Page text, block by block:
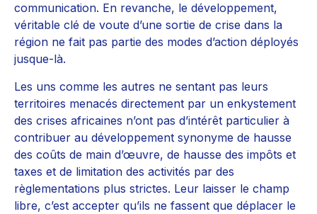
communication. En revanche, le développement,
véritable clé de voute d’une sortie de crise dans la
région ne fait pas partie des modes d’action déployés
jusque-là.
Les uns comme les autres ne sentant pas leurs
territoires menacés directement par un enkystement
des crises africaines n’ont pas d’intérêt particulier à
contribuer au développement synonyme de hausse
des coûts de main d’œuvre, de hausse des impôts et
taxes et de limitation des activités par des
règlementations plus strictes. Leur laisser le champ
libre, c’est accepter qu’ils ne fassent que déplacer le